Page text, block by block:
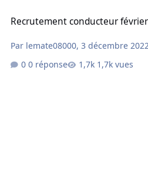
Recrutement conducteur
Par lemate08000,3 décembre
0 réponse
1,7k vues